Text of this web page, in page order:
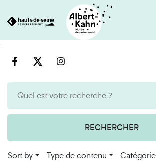
engine
RECHERCHER
Sort by Type de contenu Catégorie
Cookies management panel